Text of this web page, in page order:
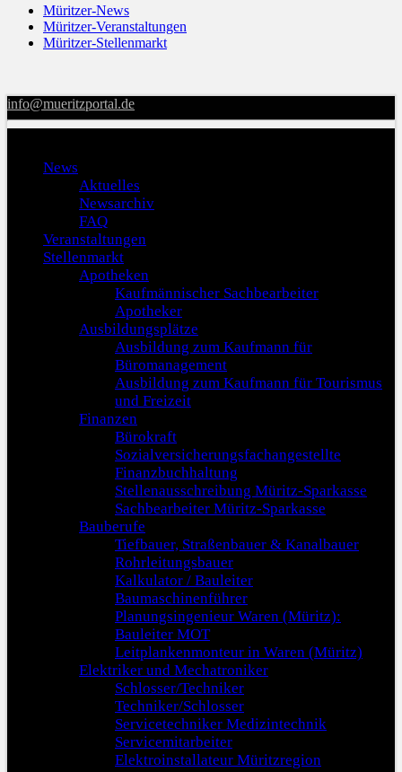
Müritzer-News
Müritzer-Veranstaltungen
Müritzer-Stellenmarkt
info@mueritzportal.de
News
Aktuelles
Newsarchiv
FAQ
Veranstaltungen
Stellenmarkt
Apotheken
Kaufmännischer Sachbearbeiter
Apotheker
Ausbildungsplätze
Ausbildung zum Kaufmann für
Büromanagement
Ausbildung zum Kaufmann für Tourismus
und Freizeit
Finanzen
Bürokraft
Sozialversicherungsfachangestellte
Finanzbuchhaltung
Stellenausschreibung Müritz-Sparkasse
Sachbearbeiter Müritz-Sparkasse
Bauberufe
Tiefbauer, Straßenbauer & Kanalbauer
Rohrleitungsbauer
Kalkulator / Bauleiter
Baumaschinenführer
Planungsingenieur Waren (Müritz):
Bauleiter MOT
Leitplankenmonteur in Waren (Müritz)
Elektriker und Mechatroniker
Schlosser/Techniker
Techniker/Schlosser
Servicetechniker Medizintechnik
Servicemitarbeiter
Elektroinstallateur Müritzregion